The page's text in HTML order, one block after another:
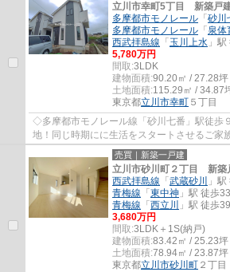
立川市幸町5丁目 新築戸
多摩都市モノレール 「 砂川
多摩都市モノレール 「 泉体
西武拝島線 「 玉川上水 」
5,780万円
間取:3LDK
建物面積:90.20㎡ / 27.28坪
土地面積:115.29㎡ / 34.87
東京都立川市幸町 ５丁目
◇多摩都市モノレール線「砂川七番」駅徒歩
地！同じ時期にに生活をスタートさせるご家
な4LDK+並列駐車2台分！ ◇前面道路幅6.0m
売買｜新築一戸建
立川市砂川町２丁目 新築
西武拝島線 「 武蔵砂川
」
青梅線 「 東中神 」駅 徒歩
青梅線 「 西立川
」駅 徒歩
3,680万円
間取:3LDK＋1S(納戸)
建物面積:83.42㎡ / 25.23坪
土地面積:78.94㎡ / 23.87坪
東京都立川市砂川町 ２丁目